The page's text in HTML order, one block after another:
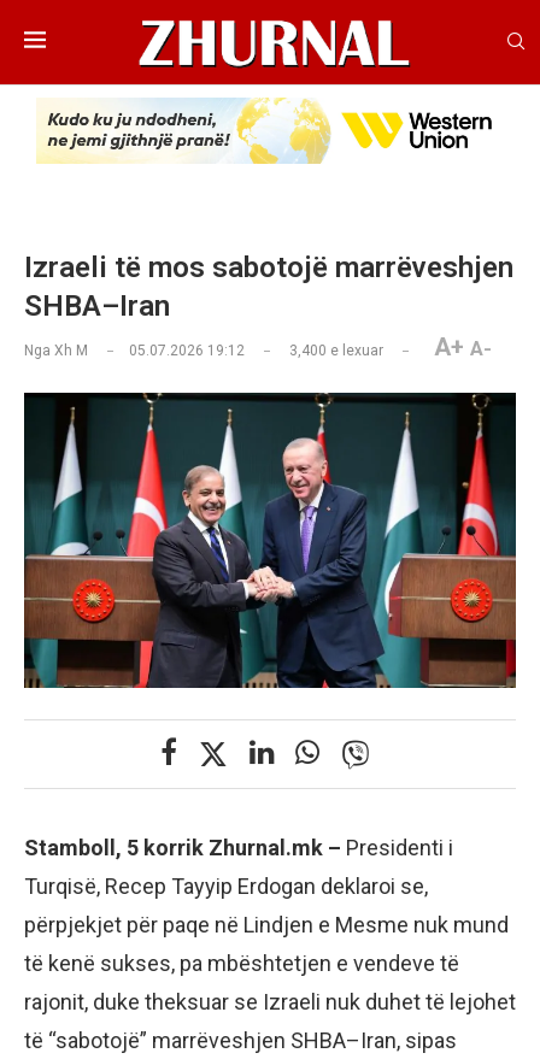
Izraeli të mos sabotojë marrëveshjen
SHBA–Iran
Nga Xh M 05.07.2026 19:12 3,400 e lexuar A+ A-
Stamboll, 5 korrik Zhurnal.mk – Presidenti i
Turqisë, Recep Tayyip Erdogan deklaroi se,
përpjekjet për paqe në Lindjen e Mesme nuk mund
të kenë sukses, pa mbështetjen e vendeve të
rajonit, duke theksuar se Izraeli nuk duhet të lejohet
të “sabotojë” marrëveshjen SHBA–Iran, sipas